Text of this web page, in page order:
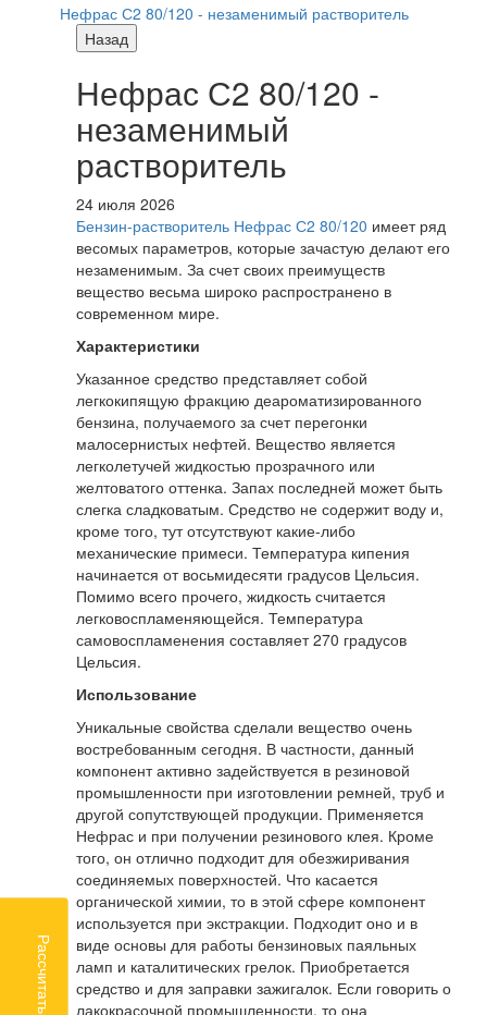
Нефрас С2 80/120 - незаменимый растворитель
Назад
Нефрас С2 80/120 -
незаменимый
растворитель
24 июля 2026
Бензин-растворитель Нефрас С2 80/120 имеет ряд
весомых параметров, которые зачастую делают его
незаменимым. За счет своих преимуществ
вещество весьма широко распространено в
современном мире.
Характеристики
Указанное средство представляет собой
легкокипящую фракцию деароматизированного
бензина, получаемого за счет перегонки
малосернистых нефтей. Вещество является
легколетучей жидкостью прозрачного или
желтоватого оттенка. Запах последней может быть
слегка сладковатым. Средство не содержит воду и,
кроме того, тут отсутствуют какие-либо
механические примеси. Температура кипения
начинается от восьмидесяти градусов Цельсия.
Помимо всего прочего, жидкость считается
легковоспламеняющейся. Температура
самовоспламенения составляет 270 градусов
Цельсия.
Использование
Уникальные свойства сделали вещество очень
востребованным сегодня. В частности, данный
компонент активно задействуется в резиновой
промышленности при изготовлении ремней, труб и
другой сопутствующей продукции. Применяется
Нефрас и при получении резинового клея. Кроме
того, он отлично подходит для обезжиривания
соединяемых поверхностей. Что касается
органической химии, то в этой сфере компонент
используется при экстракции. Подходит оно и в
виде основы для работы бензиновых паяльных
ламп и каталитических грелок. Приобретается
средство и для заправки зажигалок. Если говорить о
лакокрасочной промышленности, то она